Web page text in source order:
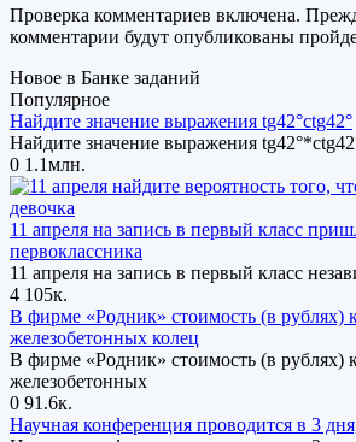
Проверка комментариев включена.
комментарии будут опубликованы
Новое в Банке заданий
Популярное
Найдите значение выражения tg42°ctg42°
Найдите значение выражения
0 1.1млн.
11 апреля на запись в первый класс
первоклассника
11 апреля на запись в первый класс
4 105к.
В фирме «Родник» стоимость (в рублях)
железобетонных колец
В фирме «Родник» стоимость (в рублях)
железобетонных
0 91.6к.
Научная конференция проводится в 3